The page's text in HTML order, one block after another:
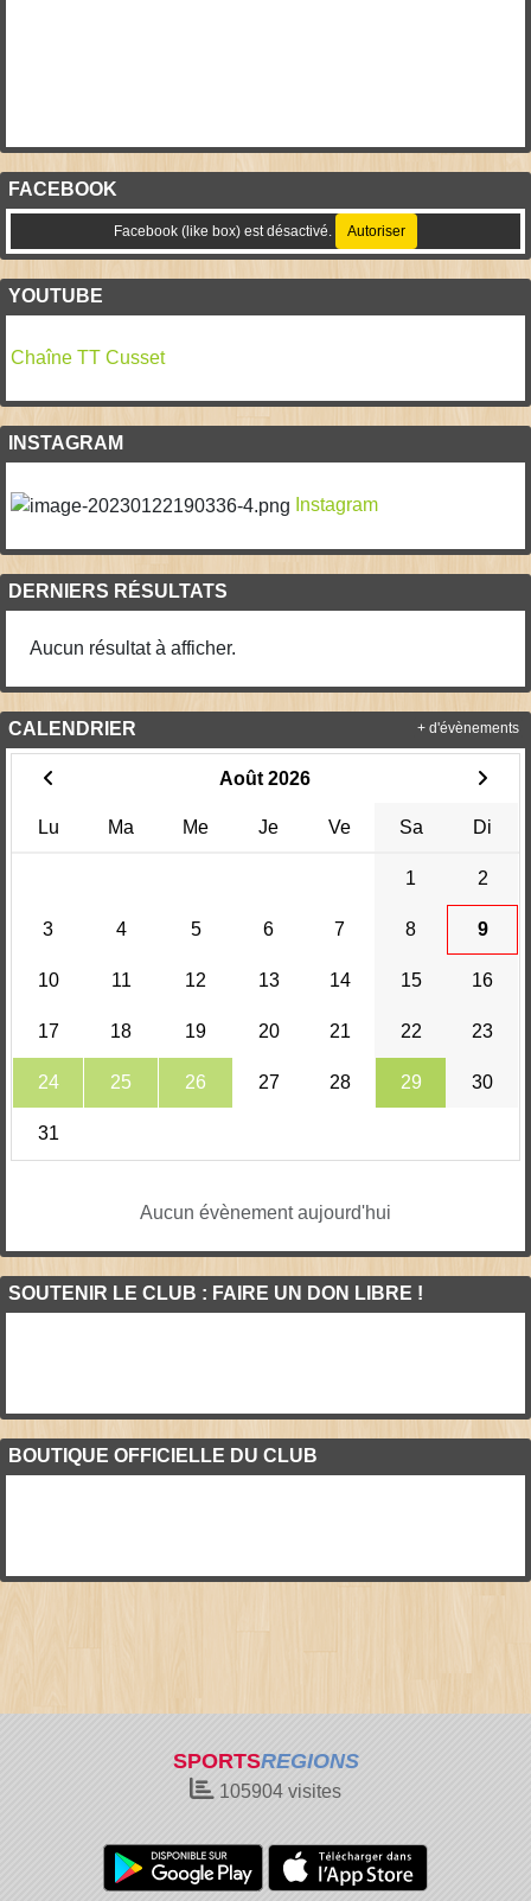
FACEBOOK
Facebook (like box) est désactivé. Autoriser
YOUTUBE
Chaîne TT Cusset
INSTAGRAM
Instagram
DERNIERS RÉSULTATS
Aucun résultat à afficher.
CALENDRIER
Août 2026
Lu Ma Me Je Ve Sa Di
1 2
3 4 5 6 7 8 9
10 11 12 13 14 15 16
17 18 19 20 21 22 23
24 25 26 27 28 29 30
31
Aucun évènement aujourd'hui
+ d'évènements
SOUTENIR LE CLUB : FAIRE UN DON LIBRE !
BOUTIQUE OFFICIELLE DU CLUB
SPORTSREGIONS
105904 visites